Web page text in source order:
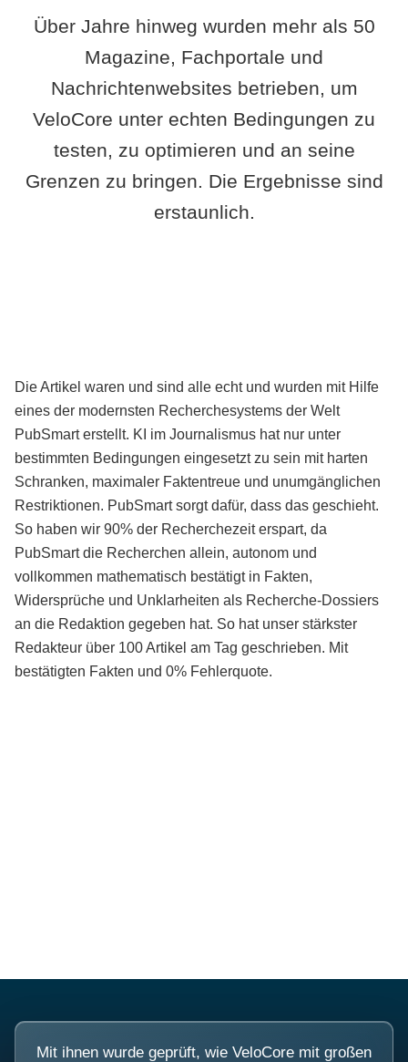
Über Jahre hinweg wurden mehr als 50
Magazine, Fachportale und
Nachrichtenwebsites betrieben, um
VeloCore unter echten Bedingungen zu
testen, zu optimieren und an seine
Grenzen zu bringen. Die Ergebnisse sind
erstaunlich.
Die Artikel waren und sind alle echt und wurden mit Hilfe
eines der modernsten Recherchesystems der Welt
PubSmart erstellt. KI im Journalismus hat nur unter
bestimmten Bedingungen eingesetzt zu sein mit harten
Schranken, maximaler Faktentreue und unumgänglichen
Restriktionen. PubSmart sorgt dafür, dass das geschieht.
So haben wir 90% der Recherchezeit erspart, da
PubSmart die Recherchen allein, autonom und
vollkommen mathematisch bestätigt in Fakten,
Widersprüche und Unklarheiten als Recherche-Dossiers
an die Redaktion gegeben hat. So hat unser stärkster
Redakteur über 100 Artikel am Tag geschrieben. Mit
bestätigten Fakten und 0% Fehlerquote.
Mit ihnen wurde geprüft, wie VeloCore mit großen